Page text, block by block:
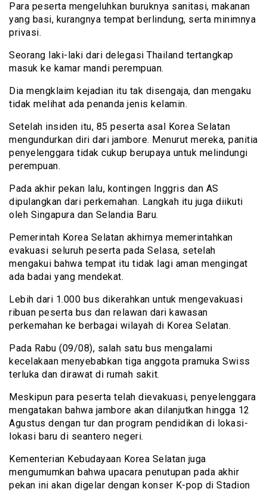
Para peserta mengeluhkan buruknya sanitasi, makanan
yang basi, kurangnya tempat berlindung, serta minimnya
privasi.
Seorang laki-laki dari delegasi Thailand tertangkap
masuk ke kamar mandi perempuan.
Dia mengklaim kejadian itu tak disengaja, dan mengaku
tidak melihat ada penanda jenis kelamin.
Setelah insiden itu, 85 peserta asal Korea Selatan
mengundurkan diri dari jambore. Menurut mereka, panitia
penyelenggara tidak cukup berupaya untuk melindungi
perempuan.
Pada akhir pekan lalu, kontingen Inggris dan AS
dipulangkan dari perkemahan. Langkah itu juga diikuti
oleh Singapura dan Selandia Baru.
Pemerintah Korea Selatan akhirnya memerintahkan
evakuasi seluruh peserta pada Selasa, setelah
mengakui bahwa tempat itu tidak lagi aman mengingat
ada badai yang mendekat.
Lebih dari 1.000 bus dikerahkan untuk mengevakuasi
ribuan peserta bus dan relawan dari kawasan
perkemahan ke berbagai wilayah di Korea Selatan.
Pada Rabu (09/08), salah satu bus mengalami
kecelakaan menyebabkan tiga anggota pramuka Swiss
terluka dan dirawat di rumah sakit.
Meskipun para peserta telah dievakuasi, penyelenggara
mengatakan bahwa jambore akan dilanjutkan hingga 12
Agustus dengan tur dan program pendidikan di lokasi-
lokasi baru di seantero negeri.
Kementerian Kebudayaan Korea Selatan juga
mengumumkan bahwa upacara penutupan pada akhir
pekan ini akan digelar dengan konser K-pop di Stadion